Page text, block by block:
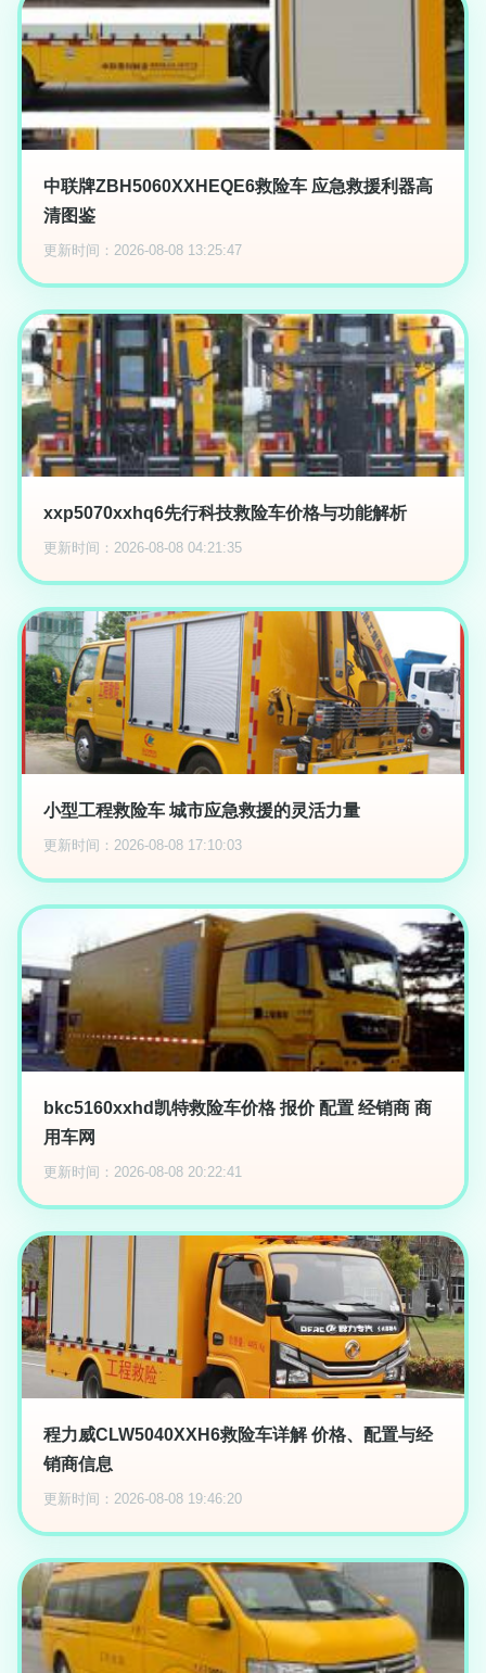
中联牌ZBH5060XXHEQE6救险车 应急救援利器高
清图鉴
更新时间：2026-08-08 13:25:47
xxp5070xxhq6先行科技救险车价格与功能解析
更新时间：2026-08-08 04:21:35
小型工程救险车 城市应急救援的灵活力量
更新时间：2026-08-08 17:10:03
bkc5160xxhd凯特救险车价格 报价 配置 经销商 商
用车网
更新时间：2026-08-08 20:22:41
程力威CLW5040XXH6救险车详解 价格、配置与经
销商信息
更新时间：2026-08-08 19:46:20